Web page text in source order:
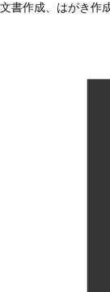
文書作成、はがき作